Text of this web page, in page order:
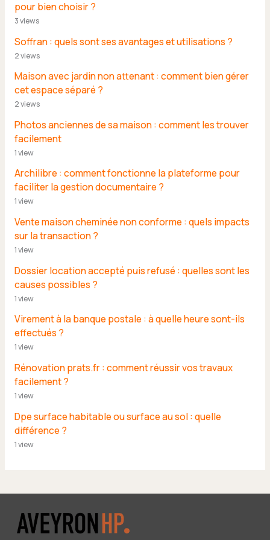
pour bien choisir ?
3 views
Soffran : quels sont ses avantages et utilisations ?
2 views
Maison avec jardin non attenant : comment bien gérer
cet espace séparé ?
2 views
Photos anciennes de sa maison : comment les trouver
facilement
1 view
Archilibre : comment fonctionne la plateforme pour
faciliter la gestion documentaire ?
1 view
Vente maison cheminée non conforme : quels impacts
sur la transaction ?
1 view
Dossier location accepté puis refusé : quelles sont les
causes possibles ?
1 view
Virement à la banque postale : à quelle heure sont-ils
effectués ?
1 view
Rénovation prats.fr : comment réussir vos travaux
facilement ?
1 view
Dpe surface habitable ou surface au sol : quelle
différence ?
1 view